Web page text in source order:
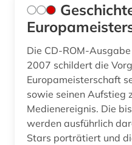
Die CD-ROM-
2007 schildert die
Europameisterschaft
sowie seinen Aufstieg
Medienereignis. Die
werden ausführlich
Stars porträtiert und